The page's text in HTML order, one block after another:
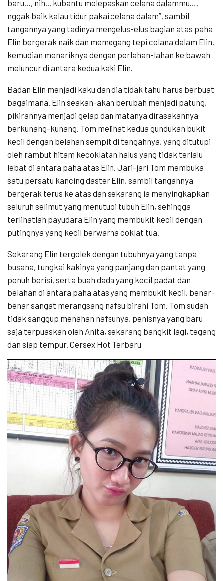
baru…, nih.., kubantu melepaskan celana dalammu…,
nggak baik kalau tidur pakai celana dalam”, sambil
tangannya yang tadinya mengelus-elus bagian atas paha
Elin bergerak naik dan memegang tepi celana dalam Elin,
kemudian menariknya dengan perlahan-lahan ke bawah
meluncur di antara kedua kaki Elin.
Badan Elin menjadi kaku dan dia tidak tahu harus berbuat
bagaimana. Elin seakan-akan berubah menjadi patung,
pikirannya menjadi gelap dan matanya dirasakannya
berkunang-kunang. Tom melihat kedua gundukan bukit
kecil dengan belahan sempit di tengahnya, yang ditutupi
oleh rambut hitam kecoklatan halus yang tidak terlalu
lebat di antara paha atas Elin. Jari-jari Tom membuka
satu persatu kancing daster Elin, sambil tangannya
bergerak terus ke atas dan sekarang ia menyingkapkan
seluruh selimut yang menutupi tubuh Elin, sehingga
terlihatlah payudara Elin yang membukit kecil dengan
putingnya yang kecil berwarna coklat tua.
Sekarang Elin tergolek dengan tubuhnya yang tanpa
busana, tungkai kakinya yang panjang dan pantat yang
penuh berisi, serta buah dada yang kecil padat dan
belahan di antara paha atas yang membukit kecil, benar-
benar sangat merangsang nafsu birahi Tom. Tom sudah
tidak sanggup menahan nafsunya, penisnya yang baru
saja terpuaskan oleh Anita, sekarang bangkit lagi, tegang
dan siap tempur. Cersex Hot Terbaru